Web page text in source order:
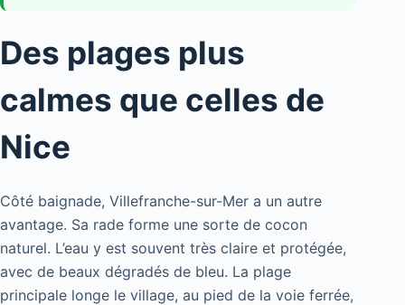
Des plages plus
calmes que celles de
Nice
Côté baignade, Villefranche-sur-Mer a un autre
avantage. Sa rade forme une sorte de cocon
naturel. L’eau y est souvent très claire et protégée,
avec de beaux dégradés de bleu. La plage
principale longe le village, au pied de la voie ferrée,